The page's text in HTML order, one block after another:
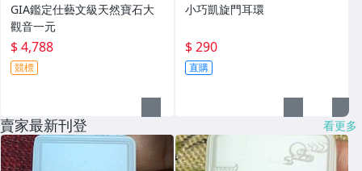
GIA鑑定仕藝文級天然寶石大
觀音一元
$ 4,788
競標
小巧凱旋門耳環
$ 290
直購
賣家最新刊登 看更多